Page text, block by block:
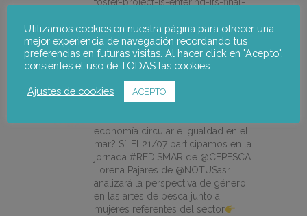
X
notus-asr @notusasr
economía circular e igualdad en el
mar? Sí. El 21/07 participamos en la
jornada #REDISMAR de @CEPESCA.
Lorena Pajares de @NOTUSasr
analizará la perspectiva de género
en las artes de pesca junto a
mujeres referentes del sector
Utilizamos cookies en nuestra página para ofrecer una
mejor experiencia de navegación recordando tus
preferencias en futuras visitas. Al hacer click en "Acepto",
consientes el uso de TODAS las cookies.
Ajustes de cookies ACEPTO